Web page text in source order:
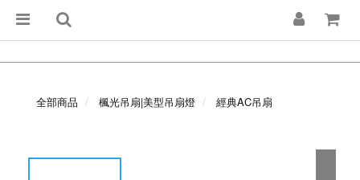
全部商品 楓光吊扇|美型吊扇燈 經典AC吊扇